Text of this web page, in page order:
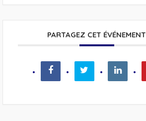
PARTAGEZ CET ÉVÉNEMENT